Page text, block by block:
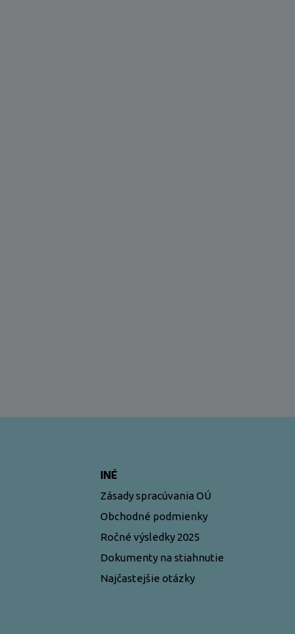
INÉ
Zásady spracúvania OÚ
Obchodné podmienky
Ročné výsledky 2025
Dokumenty na stiahnutie
Najčastejšie otázky